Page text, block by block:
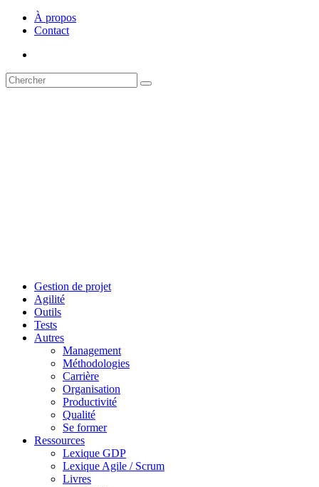
À propos
Contact
Gestion de projet
Agilité
Outils
Tests
Autres
Management
Méthodologies
Carrière
Organisation
Productivité
Qualité
Se former
Ressources
Lexique GDP
Lexique Agile / Scrum
Livres